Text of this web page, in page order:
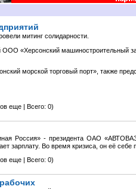
митинг солидарности.
ООО «Херсонский машиностроительный
морской торговый порт», также
еще | Всего: 0)
Россия» - президента ОАО
зарплату. Во время кризиса, он её себе
еще | Всего: 0)